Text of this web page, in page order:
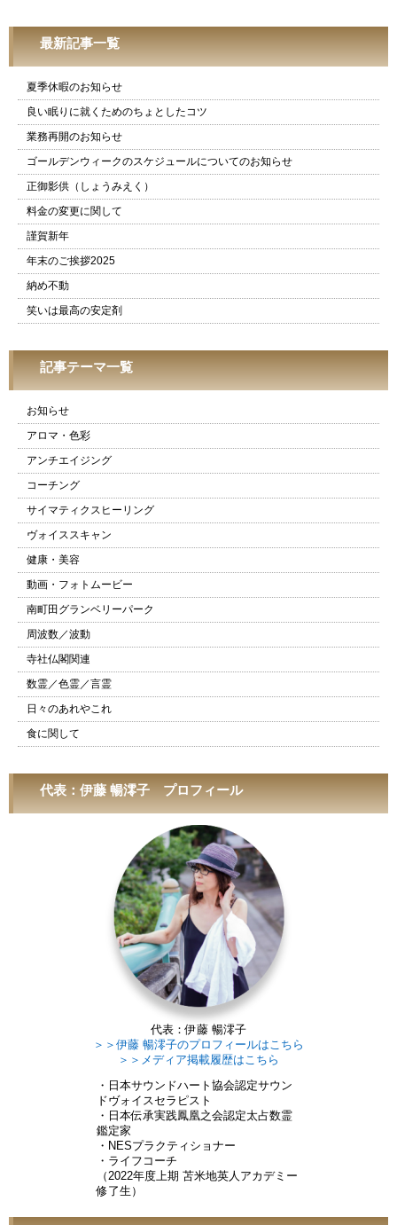
最新記事一覧
夏季休暇のお知らせ
良い眠りに就くためのちょとしたコツ
業務再開のお知らせ
ゴールデンウィークのスケジュールについてのお知らせ
正御影供（しょうみえく）
料金の変更に関して
謹賀新年
年末のご挨拶2025
納め不動
笑いは最高の安定剤
記事テーマ一覧
お知らせ
アロマ・色彩
アンチエイジング
コーチング
サイマティクスヒーリング
ヴォイススキャン
健康・美容
動画・フォトムービー
南町田グランベリーパーク
周波数／波動
寺社仏閣関連
数霊／色霊／言霊
日々のあれやこれ
食に関して
代表：伊藤 暢澪子 プロフィール
代表：伊藤 暢澪子
＞＞伊藤 暢澪子のプロフィールはこちら
＞＞メディア掲載履歴はこちら
・日本サウンドハート協会認定サウン
ドヴォイスセラピスト
・日本伝承実践鳳凰之会認定太占数霊
鑑定家
・NESプラクティショナー
・ライフコーチ
（2022年度上期 苫米地英人アカデミー
修了生）